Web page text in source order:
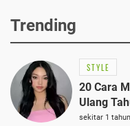
Trending
STYLE
20 Cara
Ulang
Anggun
sekitar 1